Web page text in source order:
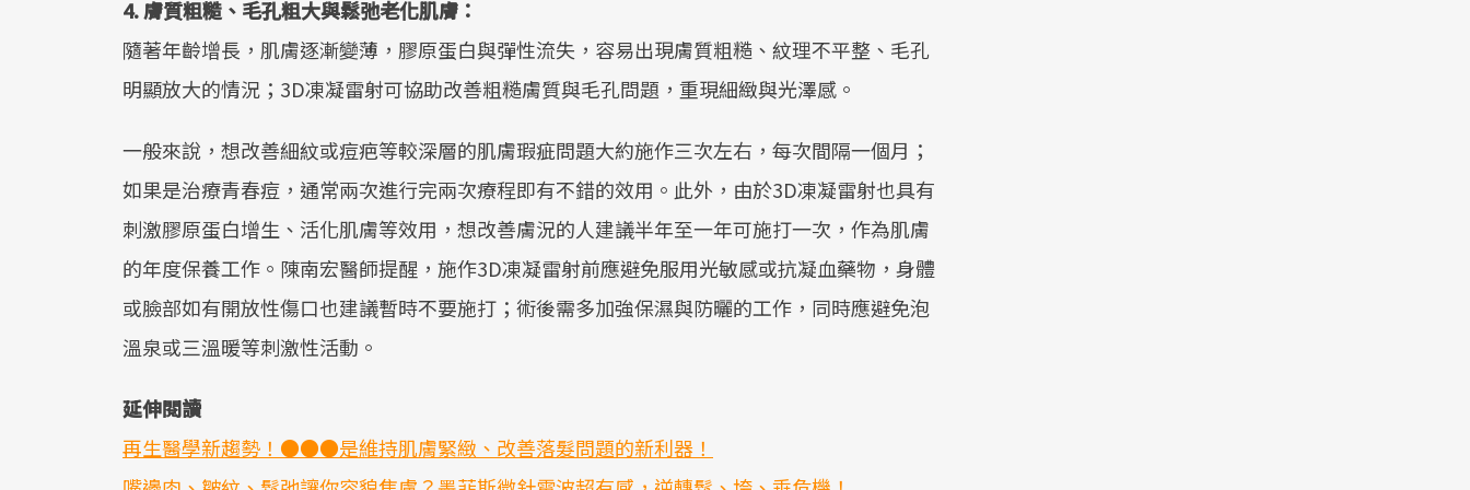
4. 膚質粗糙、毛孔粗大與鬆弛老化肌膚：
隨著年齡增長，肌膚逐漸變薄，膠原蛋白與彈性流失，容易出現膚質粗糙、紋理不平整、毛孔
明顯放大的情況；3D凍凝雷射可協助改善粗糙膚質與毛孔問題，重現細緻與光澤感。
一般來說，想改善細紋或痘疤等較深層的肌膚瑕疵問題大約施作三次左右，每次間隔一個月；
如果是治療青春痘，通常兩次進行完兩次療程即有不錯的效用。此外，由於3D凍凝雷射也具有
刺激膠原蛋白增生、活化肌膚等效用，想改善膚況的人建議半年至一年可施打一次，作為肌膚
的年度保養工作。陳南宏醫師提醒，施作3D凍凝雷射前應避免服用光敏感或抗凝血藥物，身體
或臉部如有開放性傷口也建議暫時不要施打；術後需多加強保濕與防曬的工作，同時應避免泡
溫泉或三溫暖等刺激性活動。
延伸閱讀
再生醫學新趨勢！●●●是維持肌膚緊緻、改善落髮問題的新利器！